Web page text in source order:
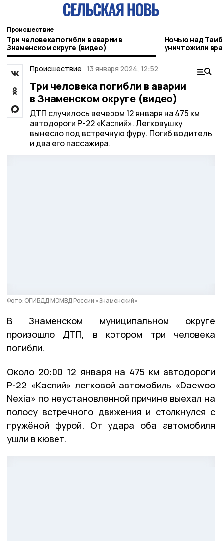
Происшествие
Три человека погибли в аварии в
Знаменском округе (видео)
Ночью над
уничтожили
Происшествие 13 января 2024, 12:52
Три человека погибли в аварии
в Знаменском округе (видео)
ДТП случилось вечером 12 января на 475 км
автодороги Р-22 «Каспий». Легковушку
вынесло под встречную фуру. Погиб водитель
и два его пассажира.
Фото: ОГИБДД МОМВД России «Знаменский»
В Знаменском муниципальном округе
произошло ДТП, в котором три человека
погибли.
Около 20:00 12 января на 475 км автодороги
Р-22 «Каспий» легковой автомобиль «Daewoo
Nexia» по неустановленной причине выехал на
полосу встречного движения и столкнулся с
гружёной фурой. От удара оба автомобиля
ушли в кювет.